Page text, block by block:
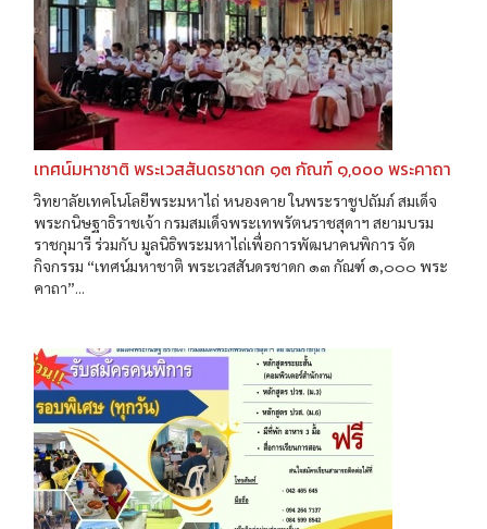
เทศน์มหาชาติ พระเวสสันดรชาดก ๑๓ กัณฑ์ ๑,๐๐๐ พระคาถา
วิทยาลัยเทคโนโลยีพระมหาไถ่ หนองคาย ในพระราชูปถัมภ์ สมเด็จ
พระกนิษฐาธิราชเจ้า กรมสมเด็จพระเทพรัตนราชสุดาฯ สยามบรม
ราชกุมารี ร่วมกับ มูลนิธิพระมหาไถ่เพื่อการพัฒนาคนพิการ จัด
กิจกรรม “เทศน์มหาชาติ พระเวสสันดรชาดก ๑๓ กัณฑ์ ๑,๐๐๐ พระ
คาถา”...